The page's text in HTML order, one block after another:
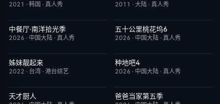
2021 · 韩国 · 真人秀 2011 · 大陆 · 真人秀
今日更新
中餐厅·南洋拾光季
2026 · 中国大陆 · 真人秀
今日更新
五十公里桃花坞6
2026 · 中国大陆 · 真人秀
昨日更新
姊妹靓起来
2022 · 台湾 · 港台综艺
今日更新
种地吧4
2026 · 中国大陆 · 真人秀
今日更新
天才厨人 今日更新
爸爸当家第五季